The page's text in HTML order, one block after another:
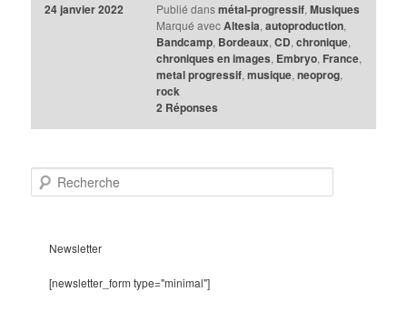
24 janvier 2022 Publié dans métal-progressif, Musiques
Marqué avec Altesia, autoproduction,
Bandcamp, Bordeaux, CD, chronique,
chroniques en images, Embryo, France,
metal progressif, musique, neoprog,
rock
2 Réponses
e
Newsletter
[newsletter_form type="minimal"]